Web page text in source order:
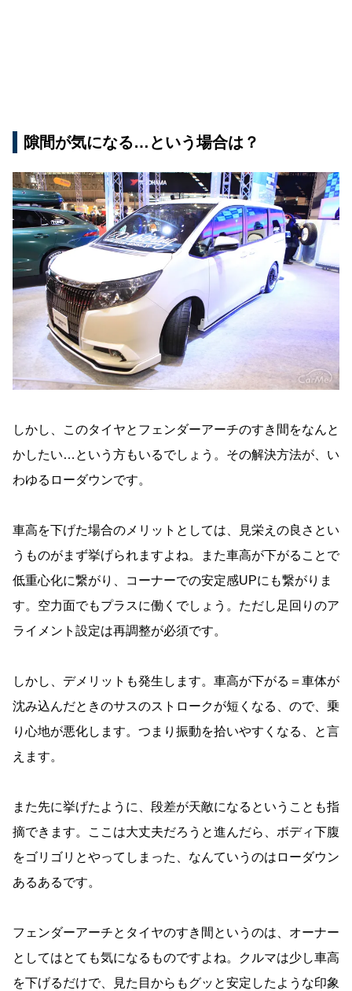
隙間が気になる…という場合は？
しかし、このタイヤとフェンダーアーチのすき間をなんと
かしたい…という方もいるでしょう。その解決方法が、い
わゆるローダウンです。
車高を下げた場合のメリットとしては、見栄えの良さとい
うものがまず挙げられますよね。また車高が下がることで
低重心化に繋がり、コーナーでの安定感UPにも繋がりま
す。空力面でもプラスに働くでしょう。ただし足回りのア
ライメント設定は再調整が必須です。
しかし、デメリットも発生します。車高が下がる＝車体が
沈み込んだときのサスのストロークが短くなる、ので、乗
り心地が悪化します。つまり振動を拾いやすくなる、と言
えます。
また先に挙げたように、段差が天敵になるということも指
摘できます。ここは大丈夫だろうと進んだら、ボディ下腹
をゴリゴリとやってしまった、なんていうのはローダウン
あるあるです。
フェンダーアーチとタイヤのすき間というのは、オーナー
としてはとても気になるものですよね。クルマは少し車高
を下げるだけで、見た目からもグッと安定したような印象